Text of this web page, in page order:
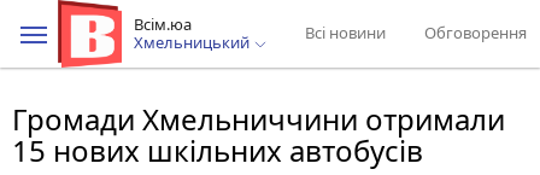
Всім.юа
Хмельницький
Всі новини Обговорення
Громади Хмельниччини отримали
15 нових шкільних автобусів